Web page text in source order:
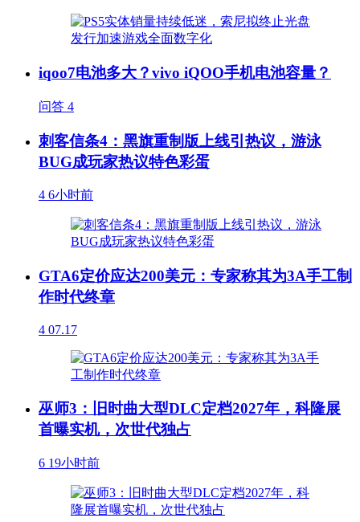
iqoo7电池多大？vivo iQOO手机电池容量？
问答 4
刺客信条4：黑旗重制版上线引热议，游泳
BUG成玩家热议特色彩蛋
4 6小时前
GTA6定价应达200美元：专家称其为3A手工制
作时代终章
4 07.17
巫师3：旧时曲大型DLC定档2027年，科隆展
首曝实机，次世代独占
6 19小时前